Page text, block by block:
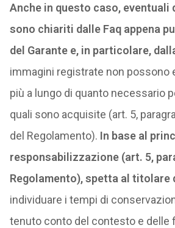
Anche in questo caso, eventuali
sono chiariti dalle Faq appena
del Garante e, in particolare,
immagini registrate non possono
più a lungo di quanto necessario
quali sono acquisite (art. 5,
del Regolamento). In base al
responsabilizzazione (art. 5,
Regolamento), spetta al titolare
individuare i tempi di
tenuto conto del contesto e delle